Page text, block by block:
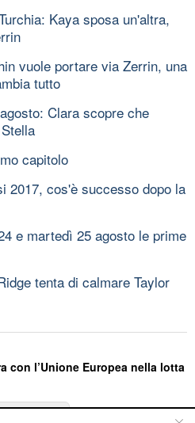
Kaya sposa un'altra,
vuole portare via Zerrin, una
tutto
Clara scopre che
capitolo
2017, cos'è successo dopo la
e martedì 25 agosto le prime
tenta di calmare Taylor
con l’Unione Europea nella lotta